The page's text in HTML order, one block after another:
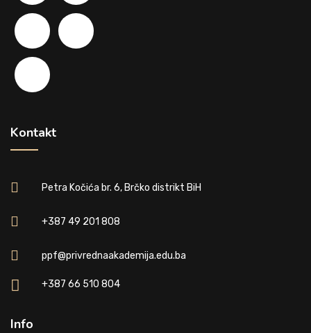
Kontakt
Petra Kočića br. 6, Brčko distrikt BiH
+387 49 201 808
ppf@privrednaakademija.edu.ba
+387 66 510 804
Info